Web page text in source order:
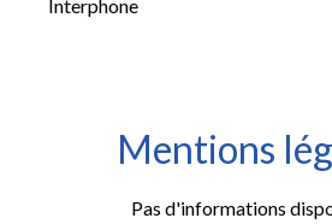
Interphone
Mentions
Pas d'informations